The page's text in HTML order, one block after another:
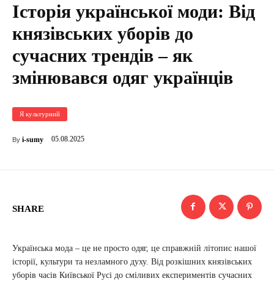
Історія української моди: Від
князівських уборів до
сучасних трендів – як
змінювався одяг українців
Я культурний
By i-sumy 05.08.2025
SHARE
Українська мода – це не просто одяг, це справжній літопис нашої
історії, культури та незламного духу. Від розкішних князівських
уборів часів Київської Русі до сміливих експериментів сучасних